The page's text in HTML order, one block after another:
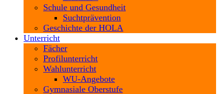
Schule und Gesundheit
Suchtprävention
Geschichte der HOLA
Unterricht
Fächer
Profilunterricht
Wahlunterricht
WU-Angebote
Gymnasiale Oberstufe